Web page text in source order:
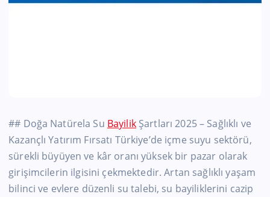
## Doğa Natürela Su BayilikŞartları 2025 – Sağlıklı ve
Kazançlı Yatırım Fırsatı Türkiye’de içme suyu sektörü,
sürekli büyüyen ve kâr oranı yüksek bir pazar olarak
girişimcilerin ilgisini çekmektedir. Artan sağlıklı yaşam
bilinci ve evlere düzenli su talebi, su bayiliklerini cazip